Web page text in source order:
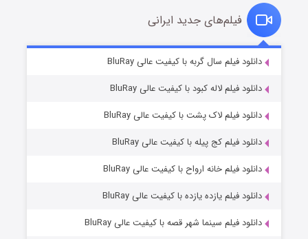
قسمت۷ (زیرنویس) منتشر شد
فیلم‌های جدید ایرانی
دانلود فیلم سال گربه با کیفیت عالی BluRay
دانلود فیلم لاله کبود با کیفیت عالی BluRay
دانلود فیلم لاک پشت با کیفیت عالی BluRay
دانلود فیلم کج‌ پیله با کیفیت عالی BluRay
دانلود فیلم خانه ارواح با کیفیت عالی BluRay
دانلود فیلم یازده یازده با کیفیت عالی BluRay
دانلود فیلم سینما شهر قصه با کیفیت عالی BluRay